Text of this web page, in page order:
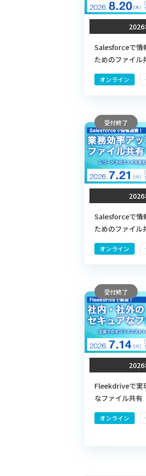
2026
Salesforceで情
ためのファイル
オンライン
受付終了
2026
Salesforceで情
ためのファイル
オンライン
受付終了
2026
Fleekdriveで実
なファイル共有
オンライン